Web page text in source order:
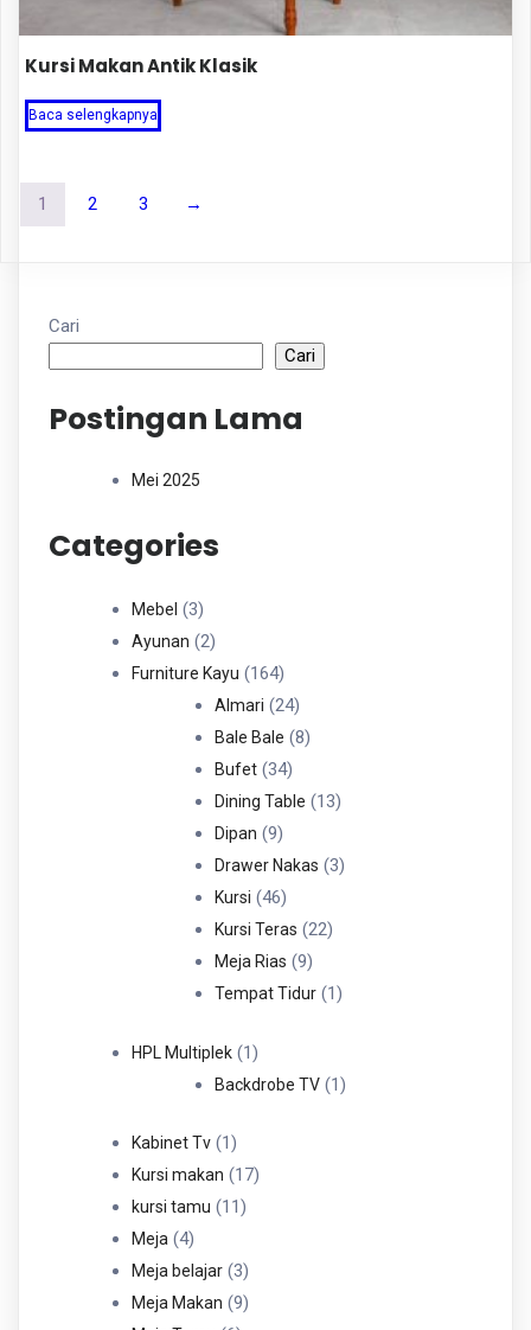
Kursi Makan Antik Klasik
Baca selengkapnya
1 2 3 →
Cari
Cari
Postingan Lama
Mei 2025
Categories
Mebel 33
Produk
Ayunan 22
Produk
Furniture Kayu 164164
Produk
Almari 2424
Produk
Bale Bale 88
Bufet 3434
Produk
Dining Table 1313
Dipan 99
Produk
Drawer Nakas 33
Kursi 4646
Produk
Kursi Teras 2222
Meja Rias 99
Produk
Tempat Tidur 1 1
HPL Multiplek 11
Produk
Backdrobe TV 11
Kabinet Tv 1 1
Produk
Kursi makan 1717
kursi tamu 11 11
Meja 44
Produk
Meja belajar 33
Produk
Meja Makan 99